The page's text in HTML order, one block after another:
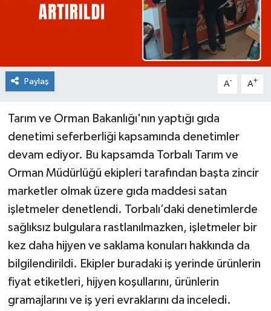
Paylaş A- A+
Tarım ve Orman Bakanlığı'nın yaptığı gıda
denetimi seferberliği kapsamında denetimler
devam ediyor. Bu kapsamda Torbalı Tarım ve
Orman Müdürlüğü ekipleri tarafından başta zincir
marketler olmak üzere gıda maddesi satan
işletmeler denetlendi. Torbalı’daki denetimlerde
sağlıksız bulgulara rastlanılmazken, işletmeler bir
kez daha hijyen ve saklama konuları hakkında da
bilgilendirildi. Ekipler buradaki iş yerinde ürünlerin
fiyat etiketleri, hijyen koşullarını, ürünlerin
gramajlarını ve iş yeri evraklarını da inceledi.